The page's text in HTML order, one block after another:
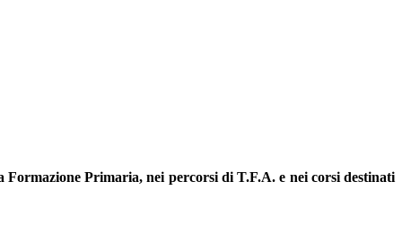
Primaria, nei percorsi di T.F.A. e nei corsi destinati